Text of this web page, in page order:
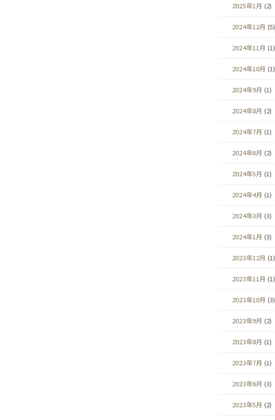
2025年1月 (2)
2024年12月 (5)
2024年11月 (1)
2024年10月 (1)
2024年9月 (1)
2024年8月 (2)
2024年7月 (1)
2024年6月 (2)
2024年5月 (1)
2024年4月 (1)
2024年3月 (3)
2024年1月 (3)
2023年12月 (1)
2023年11月 (1)
2023年10月 (3)
2023年9月 (2)
2023年8月 (1)
2023年7月 (1)
2023年6月 (3)
2023年5月 (2)